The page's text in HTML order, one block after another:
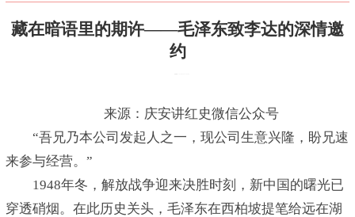
藏在暗语里的期许——毛泽东致李达的深情邀
约
来源：庆安讲红史微信公众号
“吾兄乃本公司发起人之一，现公司生意兴隆，盼兄速
来参与经营。”
1948年冬，解放战争迎来决胜时刻，新中国的曙光已
穿透硝烟。在此历史关头，毛泽东在西柏坡提笔给远在湖